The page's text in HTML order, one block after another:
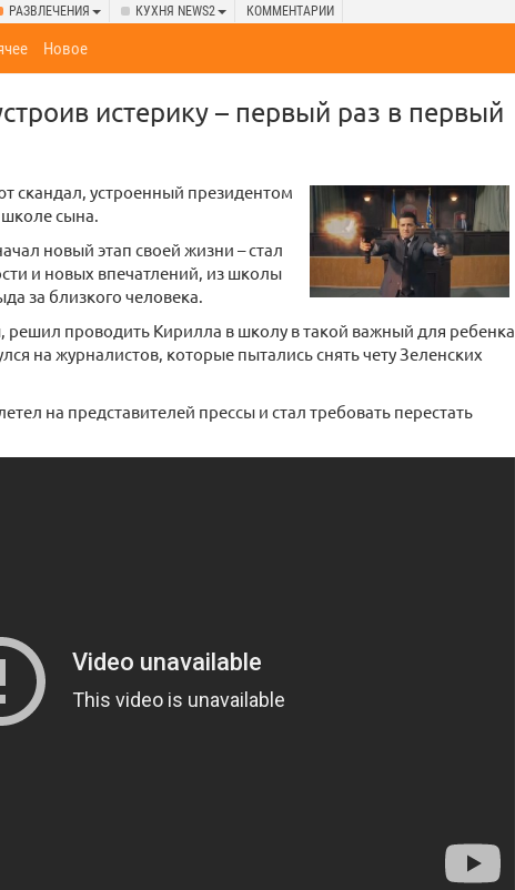
РАЗВЛЕЧЕНИЯ КУХНЯ NEWS2 КОММЕНТАРИИ
Новое
истерику – первый раз в первый
скандал, устроенный президентом
сына.
новый этап своей жизни – стал
и новых впечатлений, из школы
за близкого человека.
решил проводить Кирилла в школу в такой важный для ребенка
на журналистов, которые пытались снять чету Зеленских
на представителей прессы и стал требовать перестать